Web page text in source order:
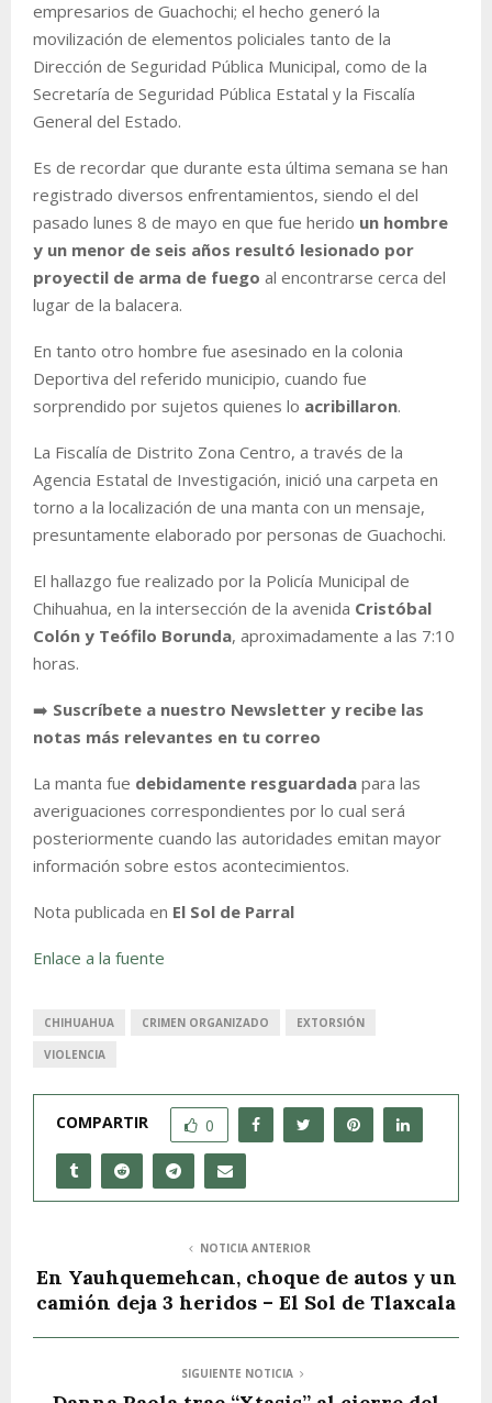
empresarios de Guachochi; el hecho generó la
movilización de elementos policiales tanto de la
Dirección de Seguridad Pública Municipal, como de la
Secretaría de Seguridad Pública Estatal y la Fiscalía
General del Estado.
Es de recordar que durante esta última semana se han
registrado diversos enfrentamientos, siendo el del
pasado lunes 8 de mayo en que fue herido un hombre
y un menor de seis años resultó lesionado por
proyectil de arma de fuego al encontrarse cerca del
lugar de la balacera.
En tanto otro hombre fue asesinado en la colonia
Deportiva del referido municipio, cuando fue
sorprendido por sujetos quienes lo acribillaron.
La Fiscalía de Distrito Zona Centro, a través de la
Agencia Estatal de Investigación, inició una carpeta en
torno a la localización de una manta con un mensaje,
presuntamente elaborado por personas de Guachochi.
El hallazgo fue realizado por la Policía Municipal de
Chihuahua, en la intersección de la avenida Cristóbal
Colón y Teófilo Borunda, aproximadamente a las 7:10
horas.
➡️ Suscríbete a nuestro Newsletter y recibe las
notas más relevantes en tu correo
La manta fue debidamente resguardada para las
averiguaciones correspondientes por lo cual será
posteriormente cuando las autoridades emitan mayor
información sobre estos acontecimientos.
Nota publicada en El Sol de Parral
Enlace a la fuente
CHIHUAHUA CRIMEN ORGANIZADO EXTORSIÓN
VIOLENCIA
COMPARTIR 0
NOTICIA ANTERIOR
En Yauhquemehcan, choque de autos y un
camión deja 3 heridos – El Sol de Tlaxcala
SIGUIENTE NOTICIA